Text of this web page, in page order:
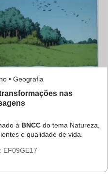
• Geografia
nas
à BNCC do tema Natureza,
e qualidade de vida.
EF09GE17